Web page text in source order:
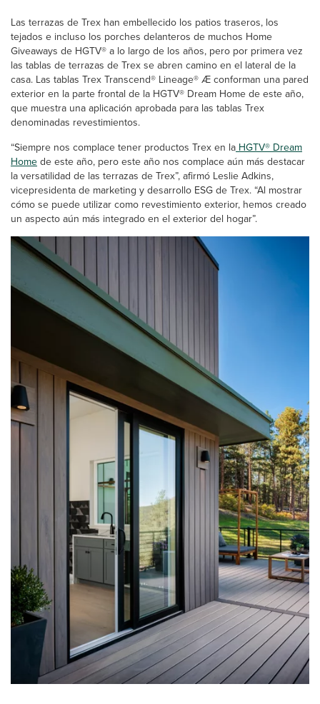
Las terrazas de Trex han embellecido los patios traseros, los
tejados e incluso los porches delanteros de muchos Home
Giveaways de HGTV® a lo largo de los años, pero por primera vez
las tablas de terrazas de Trex se abren camino en el lateral de la
casa. Las tablas Trex Transcend® Lineage® Æ conforman una pared
exterior en la parte frontal de la HGTV® Dream Home de este año,
que muestra una aplicación aprobada para las tablas Trex
denominadas revestimientos.
“Siempre nos complace tener productos Trex en la HGTV® Dream
Home de este año, pero este año nos complace aún más destacar
la versatilidad de las terrazas de Trex”, afirmó Leslie Adkins,
vicepresidenta de marketing y desarrollo ESG de Trex. “Al mostrar
cómo se puede utilizar como revestimiento exterior, hemos creado
un aspecto aún más integrado en el exterior del hogar”.